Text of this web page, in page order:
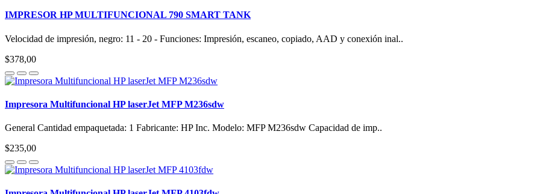
IMPRESOR HP MULTIFUNCIONAL 790 SMART TANK
Velocidad de impresión, negro: 11 - 20 - Funciones: Impresión, escaneo, copiado, AAD y conexión inal..
$378,00
Impresora Multifuncional HP laserJet MFP M236sdw
General Cantidad empaquetada: 1 Fabricante: HP Inc. Modelo: MFP M236sdw Capacidad de imp..
$235,00